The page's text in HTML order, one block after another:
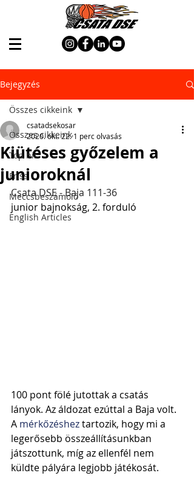
Bejegyzés
Összes cikkeink
Top hír
Friss
Meccsbeszámoló
English Articles
Összes cikkeink
Kiütéses győzelem a
junioroknál
csatadsekosar
2020. okt. 22. 1 perc olvasás
Csata DSE - Baja 111-36
junior bajnokság, 2. forduló
100 pont fölé jutottak a csatás
lányok. Az áldozat ezúttal a Baja volt.
A mérkőzéshez tartozik, hogy mi a
legerősebb összeállításunkban
játszottunk, míg az ellenfél nem
küldte pályára legjobb játékosát.